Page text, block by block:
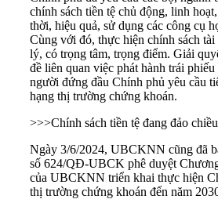
chính sách tiền tệ chủ động, linh
thời, hiệu quả, sử dụng các công cụ
Cùng với đó, thực hiện chính sách
lý, có trọng tâm, trọng điểm. Giải
đề liên quan việc phát hành trái
người đứng đầu Chính phủ yêu cầu
hạng thị trường chứng khoán.
>>>Chính sách tiền tệ đang đảo
Ngày 3/6/2024, UBCKNN cũng đã
số 624/QĐ-UBCK phê duyệt
của UBCKNN triển khai thực hiện
thị trường chứng khoán đến năm